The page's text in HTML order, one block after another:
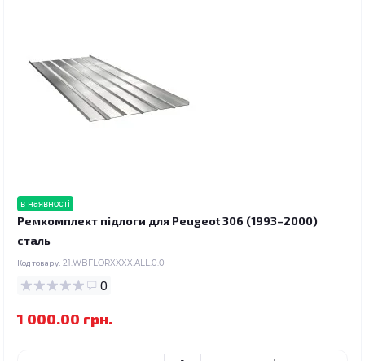
в наявності
Ремкомплект підлоги для Peugeot 306 (1993–2000)
сталь
Код товару: 21.WBFLORXXXX.ALL.0.0
0
1 000.00 грн.